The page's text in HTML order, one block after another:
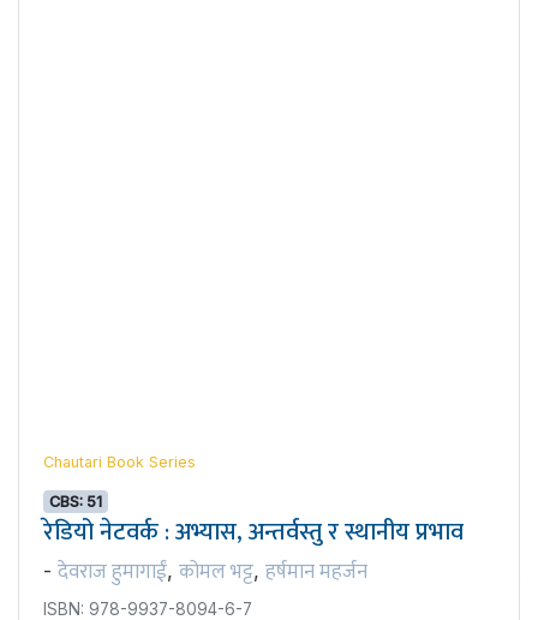
Chautari Book Series
CBS: 51
रेडियो नेटवर्क : अभ्यास, अन्तर्वस्तु र स्थानीय प्रभाव
- देवराज हुमागाईं, कोमल भट्ट, हर्षमान महर्जन
ISBN: 978-9937-8094-6-7